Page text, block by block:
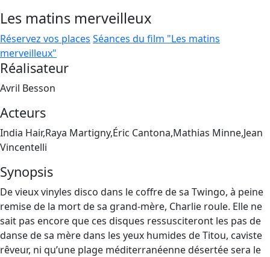
Les matins merveilleux
Réservez vos places Séances du film "Les matins
merveilleux"
Réalisateur
Avril Besson
Acteurs
India Hair,Raya Martigny,Éric Cantona,Mathias Minne,Jean
Vincentelli
Synopsis
De vieux vinyles disco dans le coffre de sa Twingo, à peine
remise de la mort de sa grand-mère, Charlie roule. Elle ne
sait pas encore que ces disques ressusciteront les pas de
danse de sa mère dans les yeux humides de Titou, caviste
rêveur, ni qu’une plage méditerranéenne désertée sera le